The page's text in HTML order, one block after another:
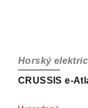
CRUSSIS e-
Horský